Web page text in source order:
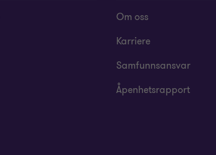
Om oss
Karriere
Samfunnsansvar
Åpenhetsrapport